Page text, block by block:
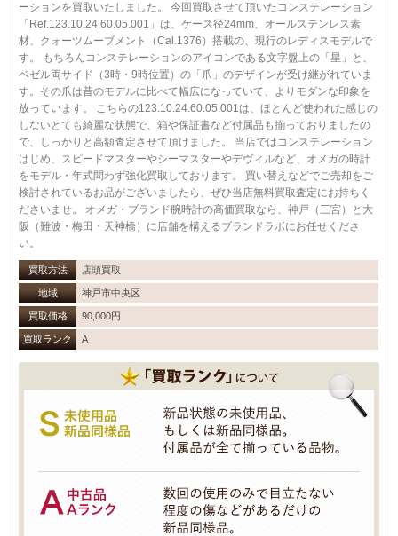
ーションを買取いたしました。 今回買取させて頂いたコンステレーション
「Ref.123.10.24.60.05.001」は、ケース径24mm、オールステンレス素
材、クォーツムーブメント（Cal.1376）搭載の、現行のレディスモデルで
す。 もちろんコンステレーションのアイコンである文字盤上の「星」と、
ベゼル両サイド（3時・9時位置）の「爪」のデザインが受け継がれていま
す。その爪は昔のモデルに比べて幅広になっていて、よりモダンな印象を
放っています。 こちらの123.10.24.60.05.001は、ほとんど使われた感じの
しないとても綺麗な状態で、箱や保証書など付属品も揃っておりましたの
で、しっかりと高額査定させて頂けました。 当店ではコンステレーション
はじめ、スピードマスターやシーマスターやデヴィルなど、オメガの時計
をモデル・年式問わず強化買取しております。 買い替えなどでご売却をご
検討されているお品がございましたら、ぜひ当店無料買取査定にお持ちく
ださいませ。 オメガ・ブランド腕時計の高価買取なら、神戸（三宮）と大
阪（難波・梅田・天神橋）に店舗を構えるブランドラボにお任せくださ
い。
買取方法 店頭買取
地域 神戸市中央区
買取価格 90,000円
買取ランク A